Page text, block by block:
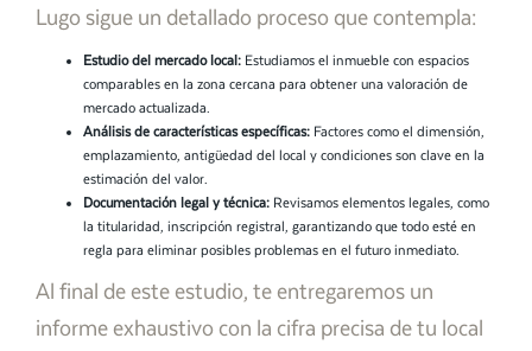
Lugo sigue un detallado proceso que contempla:
Estudio del mercado local: Estudiamos el inmueble con espacios
comparables en la zona cercana para obtener una valoración de
mercado actualizada.
Análisis de características específicas: Factores como el dimensión,
emplazamiento, antigüedad del local y condiciones son clave en la
estimación del valor.
Documentación legal y técnica: Revisamos elementos legales, como
la titularidad, inscripción registral, garantizando que todo esté en
regla para eliminar posibles problemas en el futuro inmediato.
Al final de este estudio, te entregaremos un
informe exhaustivo con la cifra precisa de tu local